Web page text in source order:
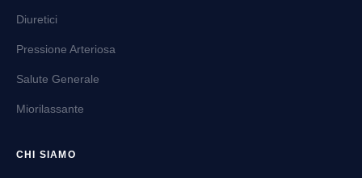
Diuretici
Pressione Arteriosa
Salute Generale
Miorilassante
CHI SIAMO